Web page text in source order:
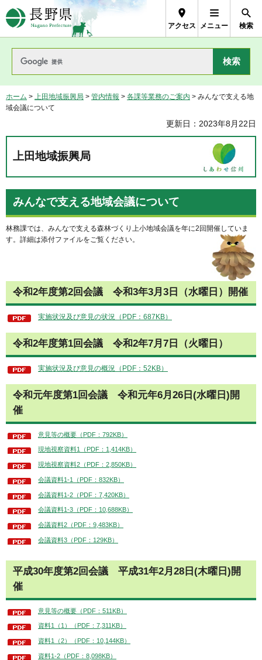
長野県Nagano Prefecture
アクセス メニュー 検索
ホーム > 上田地域振興局 > 管内情報 > 各課等業務のご案内 > みんなで支える地
域会議について
更新日：2023年8月22日
上田地域振興局
みんなで支える地域会議について
林務課では、みんなで支える森林づくり上小地域会議を年に2回開催していま
す。詳細は添付ファイルをご覧ください。
令和2年度第2回会議 令和3年3月3日（水曜日）開催
実施状況及び意見の状況（PDF：687KB）
令和2年度第1回会議 令和2年7月7日（火曜日）
実施状況及び意見の概況（PDF：52KB）
令和元年度第1回会議 令和元年6月26日(水曜日)開
催
意見等の概要（PDF：792KB）
現地視察資料1（PDF：1,414KB）
現地視察資料2（PDF：2,850KB）
会議資料1-1（PDF：832KB）
会議資料1-2（PDF：7,420KB）
会議資料1-3（PDF：10,688KB）
会議資料2（PDF：9,483KB）
会議資料3（PDF：129KB）
平成30年度第2回会議 平成31年2月28日(木曜日)開
催
意見等の概要（PDF：511KB）
資料1（1）（PDF：7,311KB）
資料1（2）（PDF：10,144KB）
資料1-2（PDF：8,098KB）